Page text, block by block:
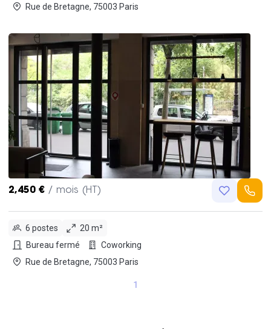
Rue de Bretagne, 75003 Paris
2,450 € / mois (HT)
6 postes
20 m²
Bureau fermé
Coworking
Rue de Bretagne, 75003 Paris
1